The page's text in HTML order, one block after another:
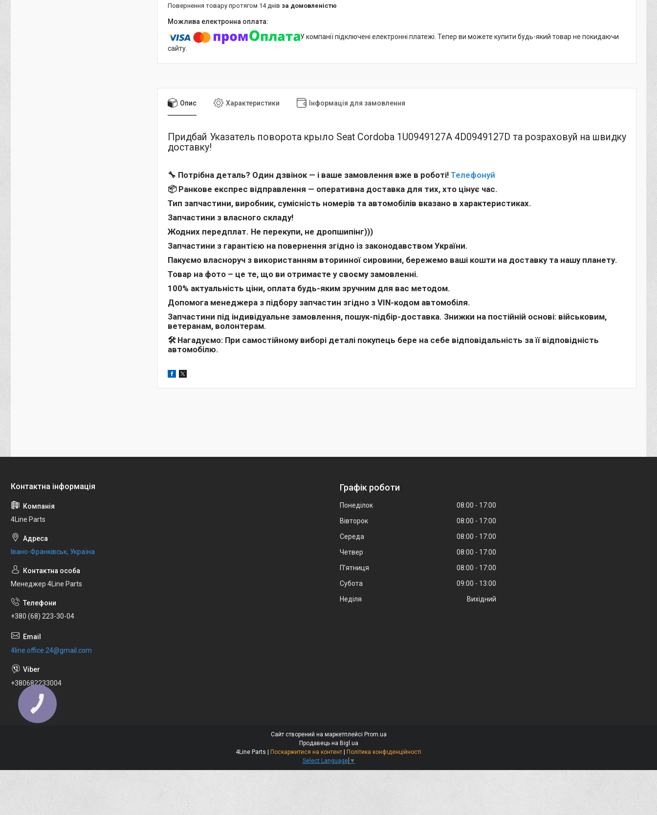
повернення товару протягом 14 днів за домовленістю
У компанії підключені електронні платежі. Тепер ви можете купити будь-який товар не покидаючи
сайту.
Опис Характеристики Інформація для замовлення
Придбай Указатель поворота крыло Seat Cordoba 1U0949127A 4D0949127D та розраховуй на швидку
доставку!
🔧 Потрібна деталь? Один дзвінок — і ваше замовлення вже в роботі! Телефонуй
📦 Ранкове експрес відправлення — оперативна доставка для тих, хто цінує час.
Тип запчастини, виробник, сумісність номерів та автомобілів вказано в характеристиках.
Запчастини з власного складу!
Жодних передплат. Не перекупи, не дропшипінг)))
Запчастини з гарантією на повернення згідно із законодавством України.
Пакуємо власноруч з використанням вторинної сировини, бережемо ваші кошти на доставку та нашу планету.
Товар на фото – це те, що ви отримаєте у своєму замовленні.
100% актуальність ціни, оплата будь-яким зручним для вас методом.
Допомога менеджера з підбору запчастин згідно з VIN-кодом автомобіля.
Запчастини під індивідуальне замовлення, пошук-підбір-доставка. Знижки на постійній основі: військовим,
ветеранам, волонтерам.
🛠 Нагадуємо: При самостійному виборі деталі покупець бере на себе відповідальність за її відповідність
автомобілю.
4Line Parts
Івано-Франківськ, Україна
Менеджер 4Line Parts
+380 (68) 223-30-04
4line.office.24@gmail.com
+380682233004
Графік роботи
Понеділок 08:00
17:00
Вівторок
08:00
17:00
Середа
08:00
17:00
Четвер
08:00
17:00
Пʼятниця
08:00
17:00
Субота
09:00
13:00
Неділя
Вихідний
Сайт створений на маркетплейсі Prom.ua
Продавець на Bigl.ua
4Line Parts | Поскаржитися на контент | Політика конфіденційності
Select Language ▼